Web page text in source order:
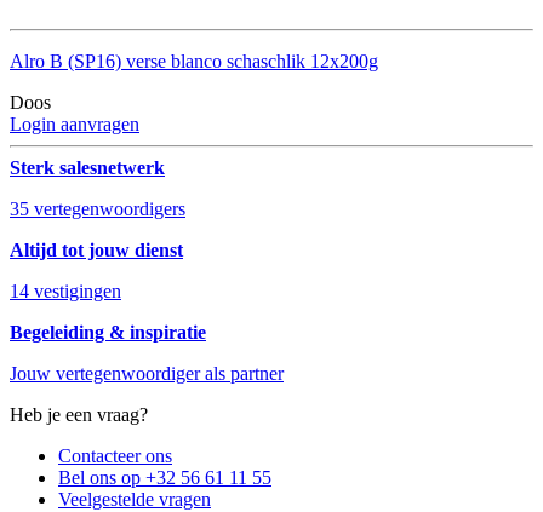
Alro B (SP16) verse blanco schaschlik 12x200g
Doos
Login aanvragen
Sterk salesnetwerk
35 vertegenwoordigers
Altijd tot jouw dienst
14 vestigingen
Begeleiding & inspiratie
Jouw vertegenwoordiger als partner
Heb je een vraag?
Contacteer ons
Bel ons op +32 56 61 11 55
Veelgestelde vragen